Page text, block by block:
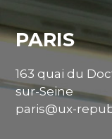
PARIS
163 quai du
sur-Seine
paris@ux-